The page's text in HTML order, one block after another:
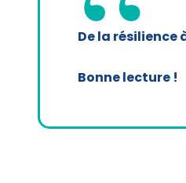
De la résilience
Bonne lecture !